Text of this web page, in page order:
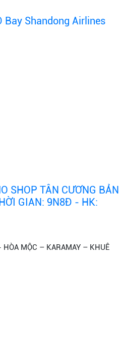
Shandong Airlines
SHOP TÂN CƯƠNG BẢN
GIAN: 9N8Đ - HK:
MỘC – KARAMAY – KHUÊ